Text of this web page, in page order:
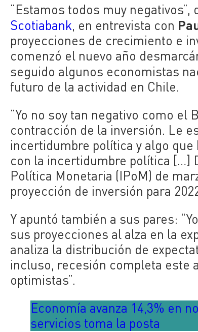
“Estamos todos muy
Scotiabank, en entrevista con
proyecciones de crecimiento e
comenzó el nuevo año
seguido algunos economistas
futuro de la actividad en Chile.
“Yo no soy tan negativo como el
contracción de la inversión. Le
incertidumbre política y algo
con la incertidumbre política […]
Política Monetaria (IPoM) de
proyección de inversión para
Y apuntó también a sus pares:
sus proyecciones al alza en la
analiza la distribución de
incluso, recesión completa este
optimistas”.
Economía avanza 14,3% en
servicios toma la posta